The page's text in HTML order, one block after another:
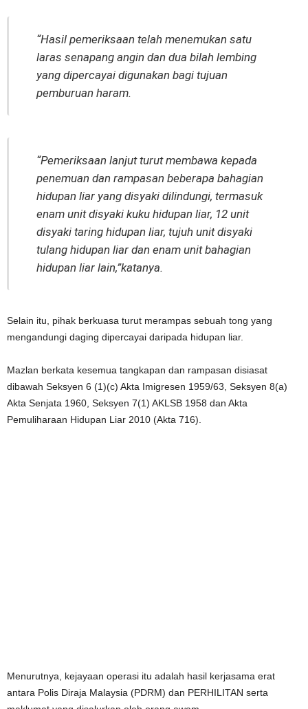
“Hasil pemeriksaan telah menemukan satu
laras senapang angin dan dua bilah lembing
yang dipercayai digunakan bagi tujuan
pemburuan haram.
“Pemeriksaan lanjut turut membawa kepada
penemuan dan rampasan beberapa bahagian
hidupan liar yang disyaki dilindungi, termasuk
enam unit disyaki kuku hidupan liar, 12 unit
disyaki taring hidupan liar, tujuh unit disyaki
tulang hidupan liar dan enam unit bahagian
hidupan liar lain,”katanya.
Selain itu, pihak berkuasa turut merampas sebuah tong yang
mengandungi daging dipercayai daripada hidupan liar.
Mazlan berkata kesemua tangkapan dan rampasan disiasat
dibawah Seksyen 6 (1)(c) Akta Imigresen 1959/63, Seksyen 8(a)
Akta Senjata 1960, Seksyen 7(1) AKLSB 1958 dan Akta
Pemuliharaan Hidupan Liar 2010 (Akta 716).
Menurutnya, kejayaan operasi itu adalah hasil kerjasama erat
antara Polis Diraja Malaysia (PDRM) dan PERHILITAN serta